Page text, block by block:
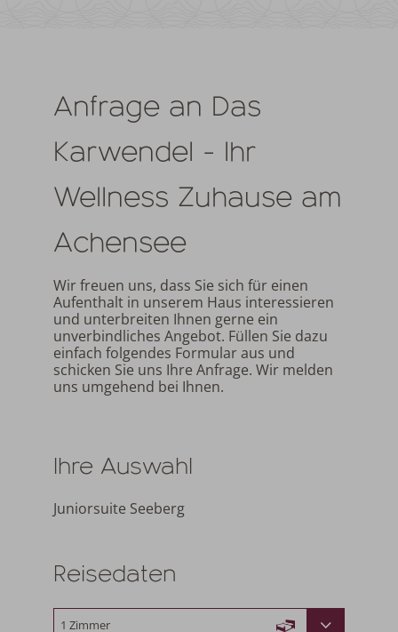
Anfrage an Das
Karwendel - Ihr
Wellness Zuhause am
Achensee
Wir freuen uns, dass Sie sich für einen
Aufenthalt in unserem Haus interessieren
und unterbreiten Ihnen gerne ein
unverbindliches Angebot. Füllen Sie dazu
einfach folgendes Formular aus und
schicken Sie uns Ihre Anfrage. Wir melden
uns umgehend bei Ihnen.
Ihre Auswahl
Juniorsuite Seeberg
Reisedaten